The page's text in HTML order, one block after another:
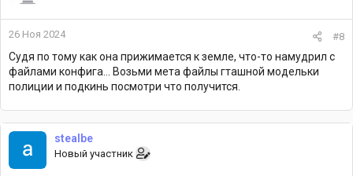
и
:
26 Ноя 2024 #8
Судя по тому как она прижимается к земле, что-то намудрил с
файлами конфига... Возьми мета файлы гташной модельки
полиции и подкинь посмотри что получится.
stealbe
Новый участник